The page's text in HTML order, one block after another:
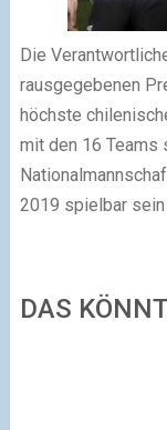
Die
rausgegebenen
höchste
mit den 16 Teams
2019 spielbar sein
DAS